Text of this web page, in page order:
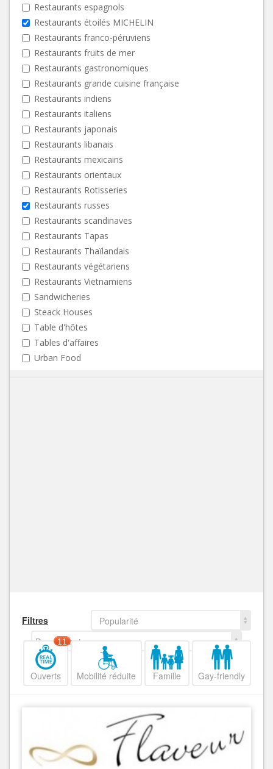
Restaurants espagnols
Restaurants étoilés MICHELIN
Restaurants franco-péruviens
Restaurants fruits de mer
Restaurants gastronomiques
Restaurants grande cuisine française
Restaurants indiens
Restaurants italiens
Restaurants japonais
Restaurants libanais
Restaurants mexicains
Restaurants orientaux
Restaurants Rotisseries
Restaurants russes
Restaurants scandinaves
Restaurants Tapas
Restaurants Thaïlandais
Restaurants végétariens
Restaurants Vietnamiens
Sandwicheries
Steack Houses
Table d'hôtes
Tables d'affaires
Urban Food
Filtres
Popularité
Decroissant
Ouverts
11
Mobilité réduite Famille Gay-friendly